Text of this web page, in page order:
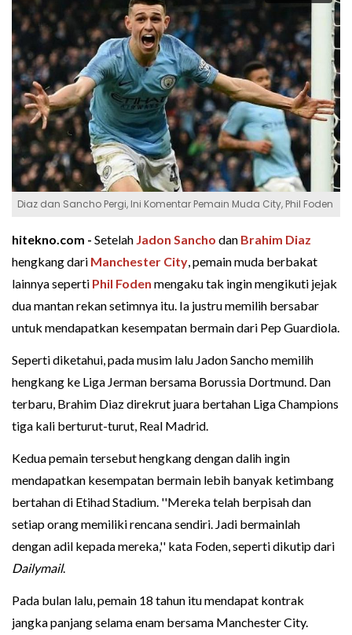
Diaz dan Sancho Pergi, Ini Komentar Pemain Muda City, Phil Foden
hitekno.com - Setelah Jadon Sancho dan Brahim Diaz
hengkang dari Manchester City, pemain muda berbakat
lainnya seperti Phil Foden mengaku tak ingin mengikuti jejak
dua mantan rekan setimnya itu. Ia justru memilih bersabar
untuk mendapatkan kesempatan bermain dari Pep Guardiola.
Seperti diketahui, pada musim lalu Jadon Sancho memilih
hengkang ke Liga Jerman bersama Borussia Dortmund. Dan
terbaru, Brahim Diaz direkrut juara bertahan Liga Champions
tiga kali berturut-turut, Real Madrid.
Kedua pemain tersebut hengkang dengan dalih ingin
mendapatkan kesempatan bermain lebih banyak ketimbang
bertahan di Etihad Stadium. ''Mereka telah berpisah dan
setiap orang memiliki rencana sendiri. Jadi bermainlah
dengan adil kepada mereka,'' kata Foden, seperti dikutip dari
Dailymail.
Pada bulan lalu, pemain 18 tahun itu mendapat kontrak
jangka panjang selama enam bersama Manchester City.